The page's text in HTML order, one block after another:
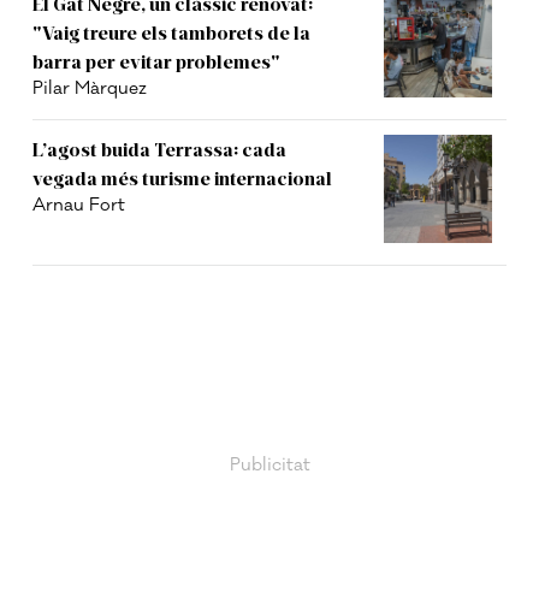
"Vaig treure els tamborets de la
barra per evitar problemes"
Pilar Màrquez
L’agost buida Terrassa: cada
vegada més turisme internacional
Arnau Fort